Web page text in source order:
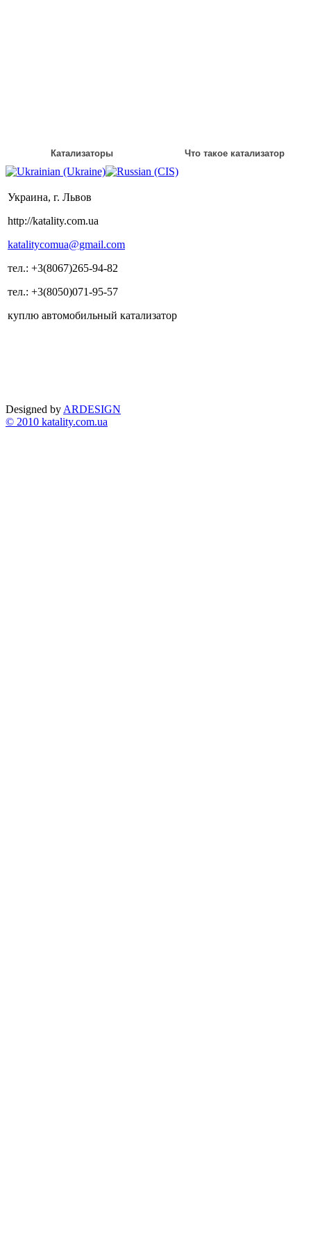
Катализаторы Что такое катализатор
Украина, г. Львов
http://katality.com.ua
katalitycomua@gmail.com
тел.: +3(8067)265-94-82
тел.: +3(8050)071-95-57
куплю автомобильный катализатор
Designed by ARDESIGN
© 2010 katality.com.ua